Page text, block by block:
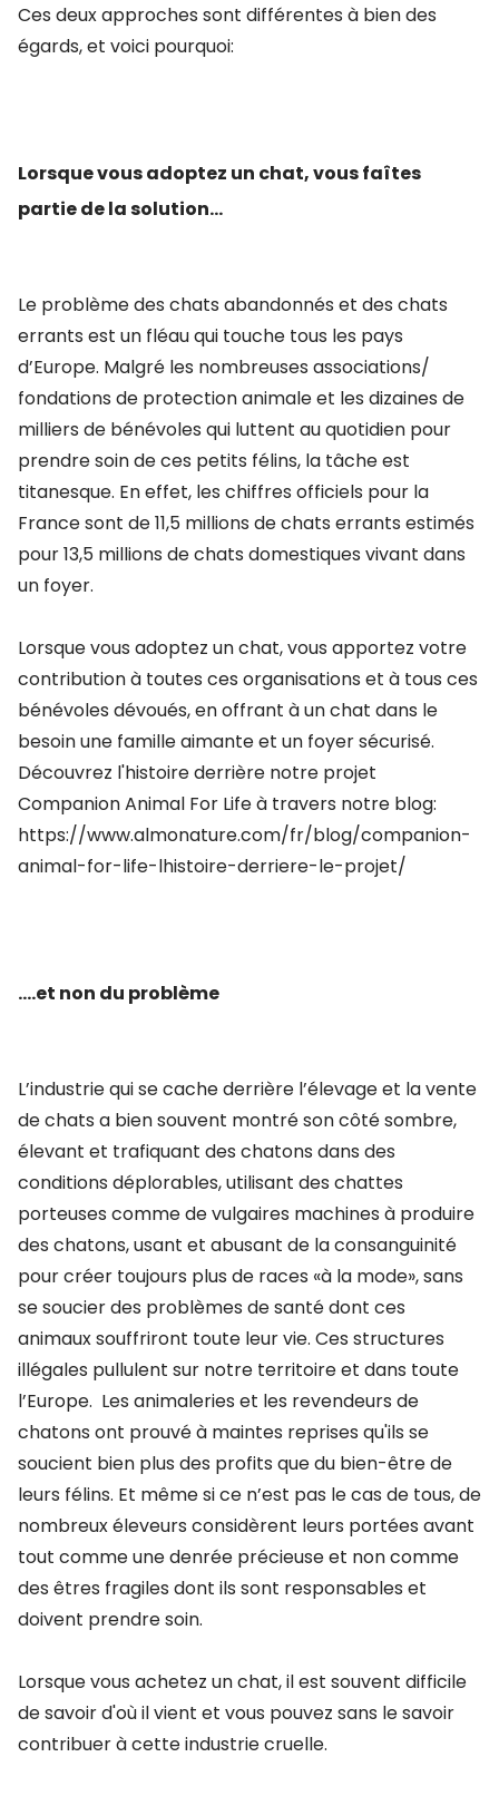
Ces deux approches sont différentes à bien des
égards, et voici pourquoi:
Lorsque vous adoptez un chat, vous faîtes
partie de la solution...
Le problème des chats abandonnés et des chats
errants est un fléau qui touche tous les pays
d’Europe. Malgré les nombreuses associations/
fondations de protection animale et les dizaines de
milliers de bénévoles qui luttent au quotidien pour
prendre soin de ces petits félins, la tâche est
titanesque. En effet, les chiffres officiels pour la
France sont de 11,5 millions de chats errants estimés
pour 13,5 millions de chats domestiques vivant dans
un foyer.
Lorsque vous adoptez un chat, vous apportez votre
contribution à toutes ces organisations et à tous ces
bénévoles dévoués, en offrant à un chat dans le
besoin une famille aimante et un foyer sécurisé.
Découvrez l'histoire derrière notre projet
Companion Animal For Life à travers notre blog:
https://www.almonature.com/fr/blog/companion-
animal-for-life-lhistoire-derriere-le-projet/
....et non du problème
L’industrie qui se cache derrière l’élevage et la vente
de chats a bien souvent montré son côté sombre,
élevant et trafiquant des chatons dans des
conditions déplorables, utilisant des chattes
porteuses comme de vulgaires machines à produire
des chatons, usant et abusant de la consanguinité
pour créer toujours plus de races «à la mode», sans
se soucier des problèmes de santé dont ces
animaux souffriront toute leur vie. Ces structures
illégales pullulent sur notre territoire et dans toute
l’Europe. Les animaleries et les revendeurs de
chatons ont prouvé à maintes reprises qu'ils se
soucient bien plus des profits que du bien-être de
leurs félins. Et même si ce n’est pas le cas de tous, de
nombreux éleveurs considèrent leurs portées avant
tout comme une denrée précieuse et non comme
des êtres fragiles dont ils sont responsables et
doivent prendre soin.
Lorsque vous achetez un chat, il est souvent difficile
de savoir d'où il vient et vous pouvez sans le savoir
contribuer à cette industrie cruelle.